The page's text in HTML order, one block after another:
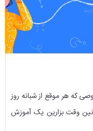
که هر موقع از شبانه روز
وقت بزارین یک آموزش